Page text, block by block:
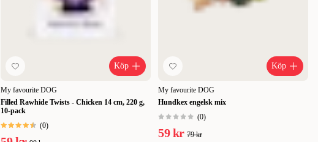
Köp
My favourite DOG
Filled Rawhide Twists - Chicken 14 cm, 220 g,
10-pack
(0)
Köp
My favourite DOG
Hundkex engelsk mix
(0)
59 kr 79 kr